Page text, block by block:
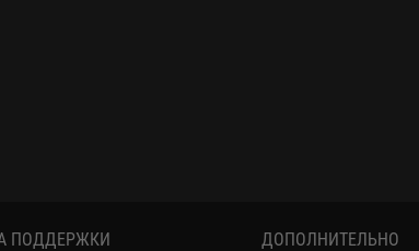
ПОДДЕРЖКИ ДОПОЛНИТЕЛЬНО